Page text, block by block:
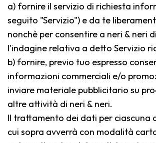
a) fornire il servizio di richiesta
seguito "Servizio") e da te
nonchè per consentire a neri & neri
l'indagine relativa a detto Servizio
b) fornire, previo tuo espresso
informazioni commerciali e/o
inviare materiale pubblicitario su
altre attività di neri & neri.
Il trattamento dei dati per ciascuna
cui sopra avverrà con modalità